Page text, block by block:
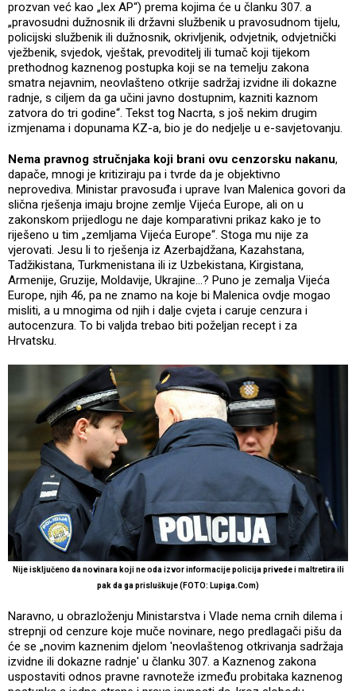
prozvan već kao „lex AP“) prema kojima će u članku 307. a
„pravosudni dužnosnik ili državni službenik u pravosudnom tijelu,
policijski službenik ili dužnosnik, okrivljenik, odvjetnik, odvjetnički
vježbenik, svjedok, vještak, prevoditelj ili tumač koji tijekom
prethodnog kaznenog postupka koji se na temelju zakona
smatra nejavnim, neovlašteno otkrije sadržaj izvidne ili dokazne
radnje, s ciljem da ga učini javno dostupnim, kazniti kaznom
zatvora do tri godine“. Tekst tog Nacrta, s još nekim drugim
izmjenama i dopunama KZ-a, bio je do nedjelje u e-savjetovanju.
Nema pravnog stručnjaka koji brani ovu cenzorsku nakanu,
dapače, mnogi je kritiziraju pa i tvrde da je objektivno
neprovediva. Ministar pravosuđa i uprave Ivan Malenica govori da
slična rješenja imaju brojne zemlje Vijeća Europe, ali on u
zakonskom prijedlogu ne daje komparativni prikaz kako je to
riješeno u tim „zemljama Vijeća Europe“. Stoga mu nije za
vjerovati. Jesu li to rješenja iz Azerbajdžana, Kazahstana,
Tadžikistana, Turkmenistana ili iz Uzbekistana, Kirgistana,
Armenije, Gruzije, Moldavije, Ukrajine…? Puno je zemalja Vijeća
Europe, njih 46, pa ne znamo na koje bi Malenica ovdje mogao
misliti, a u mnogima od njih i dalje cvjeta i caruje cenzura i
autocenzura. To bi valjda trebao biti poželjan recept i za
Hrvatsku.
Nije isključeno da novinara koji ne oda izvor informacije policija privede i maltretira ili
pak da ga prisluškuje (FOTO: Lupiga.Com)
Naravno, u obrazloženju Ministarstva i Vlade nema crnih dilema i
strepnji od cenzure koje muče novinare, nego predlagači pišu da
će se „novim kaznenim djelom 'neovlaštenog otkrivanja sadržaja
izvidne ili dokazne radnje' u članku 307. a Kaznenog zakona
uspostaviti odnos pravne ravnoteže između probitaka kaznenog